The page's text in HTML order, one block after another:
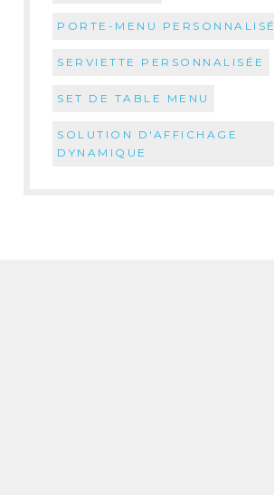
PORTE-MENU PERSONNALISÉ
SERVIETTE PERSONNALISÉE
SET DE TABLE MENU
SOLUTION D'AFFICHAGE
DYNAMIQUE